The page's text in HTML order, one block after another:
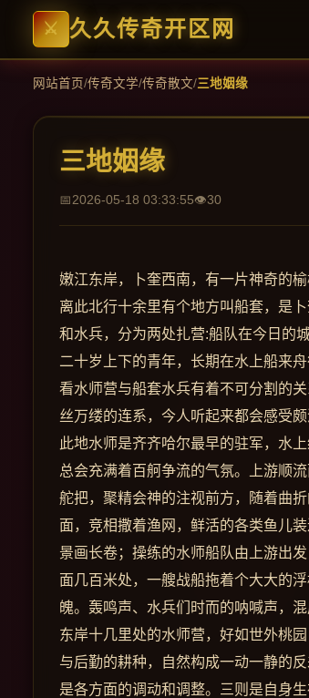
久久传奇开区网
网站首页/传奇文学/传奇散文/三地姻缘
三地姻缘
2026-05-18 03:33:55 30
嫩江东岸，卜奎西南，有一片神奇的
离此北行十余里有个地方叫船套，是
和水兵，分为两处扎营:船队在今日的
二十岁上下的青年，长期在水上船来
看水师营与船套水兵有着不可分割的
丝万缕的连系，今人听起来都会感受颇
此地水师是齐齐哈尔最早的驻军，水
总会充满着百舸争流的气氛。上游顺
舵把，聚精会神的注视前方，随着曲
面，竞相撒着渔网，鲜活的各类鱼儿
景画长卷；操练的水师船队由上游出
面几百米处，一艘战船拖着个大大的
魄。轰鸣声、水兵们时而的呐喊声，
东岸十几里处的水师营，好如世外桃
与后勤的耕种，自然构成一动一静的
是各方面的调动和调整。三则是自身